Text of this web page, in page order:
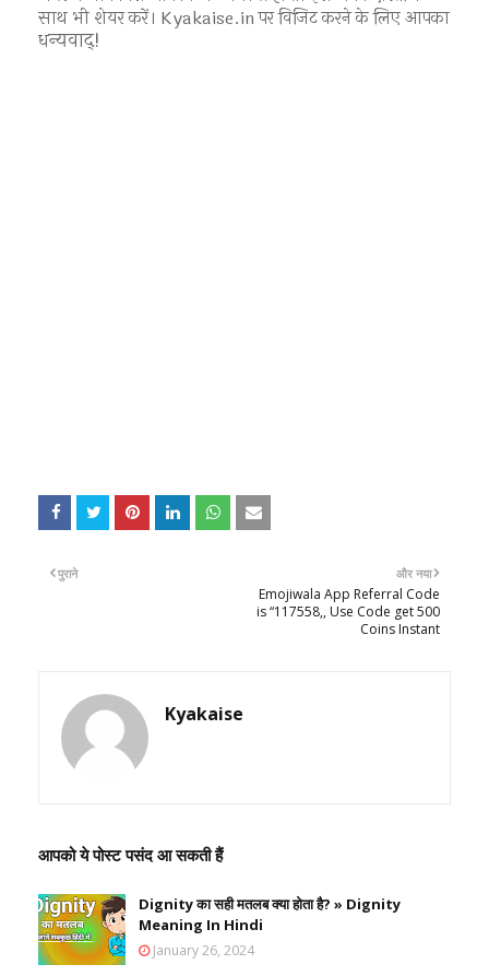
साथ भी शेयर करें। Kyakaise.in पर विजिट करने के लिए आपका
धन्यवाद्!
और नया
Emojiwala App Referral Code
is “117558,, Use Code get 500
Coins Instant
पुराने
Kyakaise
आपको ये पोस्ट पसंद आ सकती हैं
Dignity का सही मतलब क्या होता है? » Dignity
Meaning In Hindi
January 26, 2024